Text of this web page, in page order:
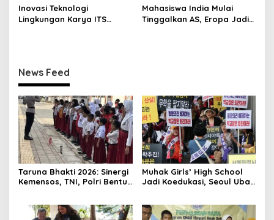
Inovasi Teknologi
Lingkungan Karya ITS
Mahasiswa India Mulai
Tinggalkan AS, Eropa Jadi
News Feed
Taruna Bhakti 2026: Sinergi
Kemensos, TNI, Polri Bentuk
Muhak Girls’ High School
Jadi Koedukasi, Seoul Ubah